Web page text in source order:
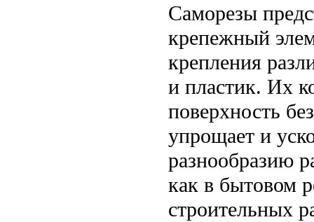
Саморезы
крепежный
крепления
и пластик. Их
поверхность
упрощает и
разнообразию
как в бытовом
строительных